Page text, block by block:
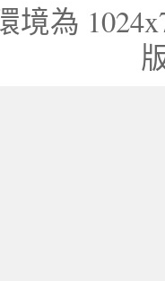
為